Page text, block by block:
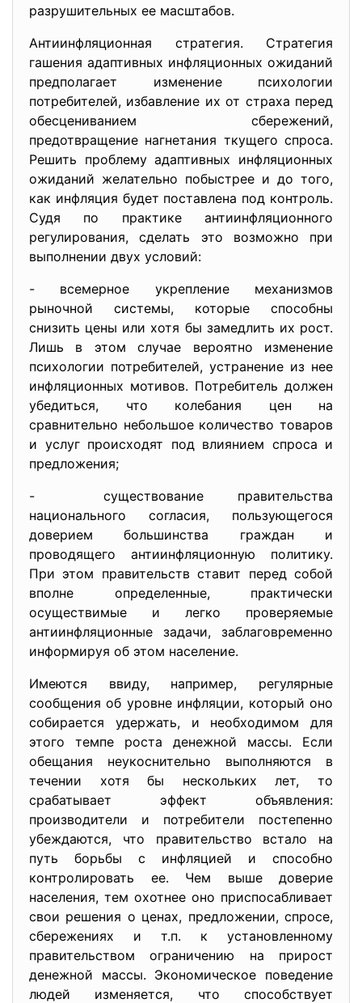
разрушительных ее масштабов.
Антиинфляционная стратегия. Стратегия
гашения адаптивных инфляционных ожиданий
предполагает изменение психологии
потребителей, избавление их от страха перед
обесцениванием сбережений,
предотвращение нагнетания ткущего спроса.
Решить проблему адаптивных инфляционных
ожиданий желательно побыстрее и до того,
как инфляция будет поставлена под контроль.
Судя по практике антиинфляционного
регулирования, сделать это возможно при
выполнении двух условий:
- всемерное укрепление механизмов
рыночной системы, которые способны
снизить цены или хотя бы замедлить их рост.
Лишь в этом случае вероятно изменение
психологии потребителей, устранение из нее
инфляционных мотивов. Потребитель должен
убедиться, что колебания цен на
сравнительно небольшое количество товаров
и услуг происходят под влиянием спроса и
предложения;
- существование правительства
национального согласия, пользующегося
доверием большинства граждан и
проводящего антиинфляционную политику.
При этом правительств ставит перед собой
вполне определенные, практически
осуществимые и легко проверяемые
антиинфляционные задачи, заблаговременно
информируя об этом население.
Имеются ввиду, например, регулярные
сообщения об уровне инфляции, который оно
собирается удержать, и необходимом для
этого темпе роста денежной массы. Если
обещания неукоснительно выполняются в
течении хотя бы нескольких лет, то
срабатывает эффект объявления:
производители и потребители постепенно
убеждаются, что правительство встало на
путь борьбы с инфляцией и способно
контролировать ее. Чем выше доверие
населения, тем охотнее оно приспосабливает
свои решения о ценах, предложении, спросе,
сбережениях и т.п. к установленному
правительством ограничению на прирост
денежной массы. Экономическое поведение
людей изменяется, что способствует